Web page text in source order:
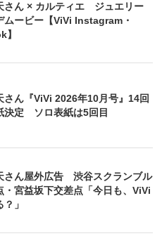
さん × カルティエ ジュエリー
ムービー【ViVi Instagram・
】
さん『ViVi 2026年10月号』14回
決定 ソロ表紙は5回目
さん屋外広告 渋谷スクランブル
・宮益坂下交差点「今日も、ViVi
」